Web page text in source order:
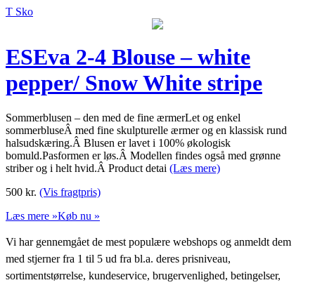
T Sko
ESEva 2-4 Blouse – white
pepper/ Snow White stripe
Sommerblusen – den med de fine ærmerLet og enkel
sommerbluseÂ med fine skulpturelle ærmer og en klassisk rund
halsudskæring.Â Blusen er lavet i 100% økologisk
bomuld.Pasformen er løs.Â Modellen findes også med grønne
striber og i helt hvid.Â Product detai (Læs mere)
500 kr. (Vis fragtpris)
Læs mere »Køb nu »
Vi har gennemgået de mest populære webshops og anmeldt dem
med stjerner fra 1 til 5 ud fra bl.a. deres prisniveau,
sortimentstørrelse, kundeservice, brugervenlighed, betingelser,